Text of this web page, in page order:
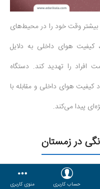
حساب کاربری منوی کاربری
بیشتر وقت خود را در محیط‌های
کیفیت هوای داخلی به دلایل
را تهدید کند. دستگاه
کیفیت هوای داخلی و مقابله با
پیدا می‌کند.
در زمستان
چندگانه، به‌طور مؤثری